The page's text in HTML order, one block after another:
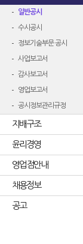
일반공시
수시공시
정보기술부문 공시
사업보고서
감사보고서
영업보고서
공시정보관리규정
지배구조
윤리경영
영업점안내
채용정보
공고